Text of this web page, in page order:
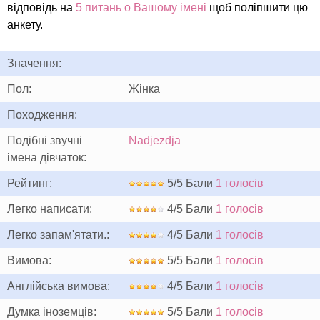
відповідь на 5 питань о Вашому імені щоб поліпшити цю
анкету.
Значення:
Пол: Жінка
Походження:
Подібні звучні
імена дівчаток:
Nadjezdja
Рейтинг: 5/5 Бали 1 голосів
Легко написати: 4/5 Бали 1 голосів
Легко запам'ятати.: 4/5 Бали 1 голосів
Вимова: 5/5 Бали 1 голосів
Англійська вимова: 4/5 Бали 1 голосів
Думка іноземців: 5/5 Бали 1 голосів